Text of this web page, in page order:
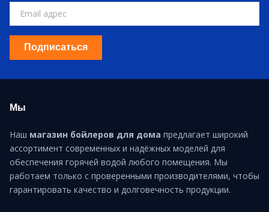
Подписаться
Мы
Наш магазин бойлеров для дома предлагает широкий
ассортимент современных и надёжных моделей для
обеспечения горячей водой любого помещения. Мы
работаем только с проверенными производителями, чтобы
гарантировать качество и долговечность продукции.